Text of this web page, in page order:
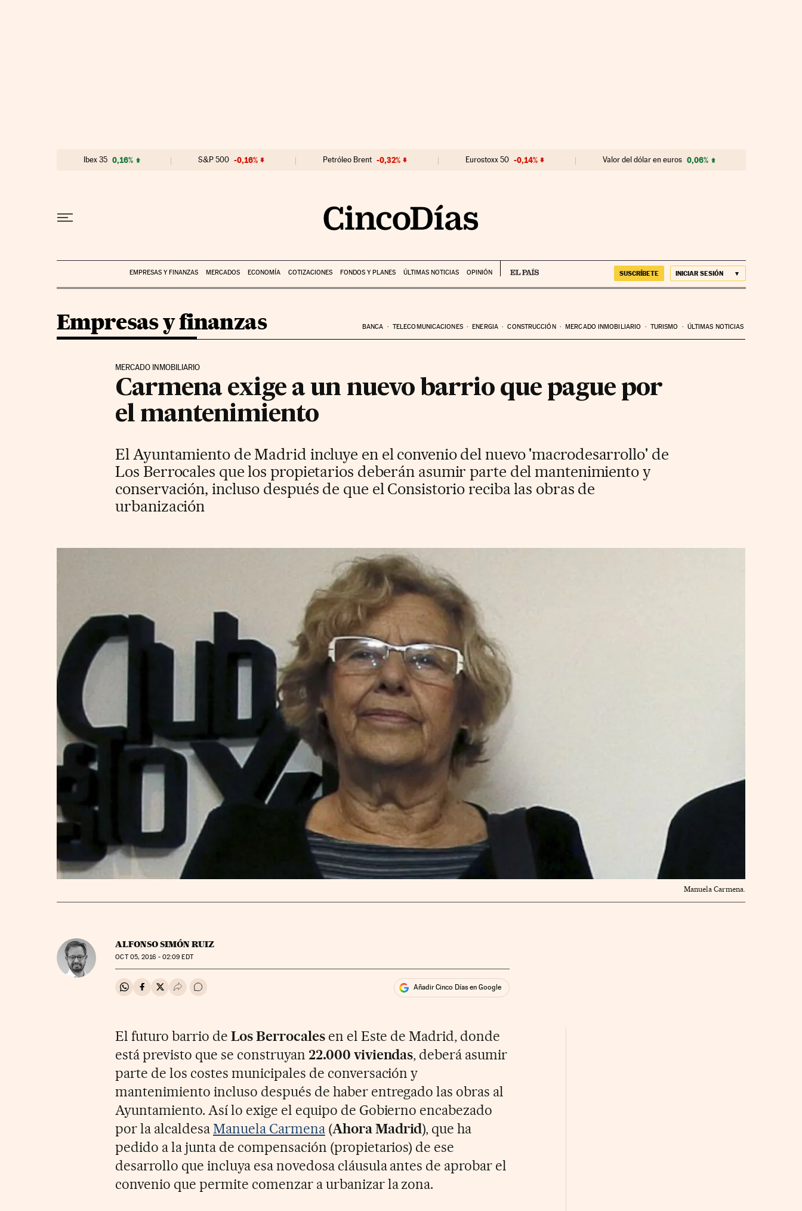
Ibex 35 0,16% S&P 500 -0,16% Petróleo Brent -0,32% Eurostoxx 50 -0,14% Valor del dólar en euros 0,06%
EMPRESAS Y FINANZAS MERCADOS ECONOMÍA COTIZACIONES FONDOS Y PLANES ÚLTIMAS NOTICIAS OPINIÓN SUSCRÍBETE INICIAR SESIÓN
Empresas y finanzas BANCA TELECOMUNICACIONES ENERGIA CONSTRUCCIÓN MERCADO INMOBILIARIO TURISMO ÚLTIMAS NOTICIAS
MERCADO INMOBILIARIO
Carmena exige a un nuevo barrio que pague por
el mantenimiento
El Ayuntamiento de Madrid incluye en el convenio del nuevo 'macrodesarrollo' de
Los Berrocales que los propietarios deberán asumir parte del mantenimiento y
conservación, incluso después de que el Consistorio reciba las obras de
urbanización
Manuela Carmena.
ALFONSO SIMÓN RUIZ
OCT05, 2016 - 02:09 EDT
Compartir en Whatsapp
Compartir en Facebook
Compartir en Twitter
Desplegar Redes Sociales
Ir a los comentarios Añadir Cinco Días en Google
El futuro barrio de Los Berrocalesen el Este de Madrid, donde
está previsto que se construyan 22.000 viviendas, deberá asumir
parte de los costes municipales de conversación y
mantenimiento incluso después de haber entregado las obras al
Ayuntamiento. Así lo exige el equipo de Gobierno encabezado
por la alcaldesaManuela Carmena(Ahora Madrid), que ha
pedido a la junta de compensación (propietarios) de ese
desarrollo que incluya esa novedosa cláusula antes de aprobar el
convenio que permite comenzar a urbanizar la zona.